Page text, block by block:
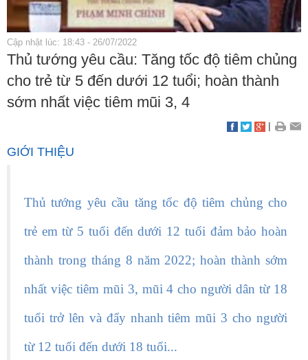
Cập nhật lúc: 18:43 - 26/07/2022
Thủ tướng yêu cầu: Tăng tốc độ tiêm chủng
cho trẻ từ 5 đến dưới 12 tuổi; hoàn thành
sớm nhất việc tiêm mũi 3, 4
|
GIỚI THIỆU
Thủ tướng yêu cầu tăng tốc độ tiêm chủng cho
trẻ em từ 5 tuổi đến dưới 12 tuổi đảm bảo hoàn
thành trong tháng 8 năm 2022; hoàn thành sớm
nhất việc tiêm mũi 3, mũi 4 cho người dân từ 18
tuổi trở lên và đẩy nhanh tiêm mũi 3 cho người
từ 12 tuổi đến dưới 18 tuổi...